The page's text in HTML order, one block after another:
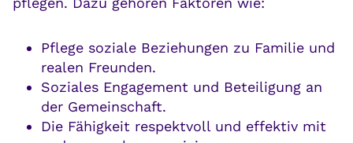
Pflege soziale Beziehungen zu Familie und
realen Freunden.
Soziales Engagement und Beteiligung an
der Gemeinschaft.
Die Fähigkeit respektvoll und effektiv mit